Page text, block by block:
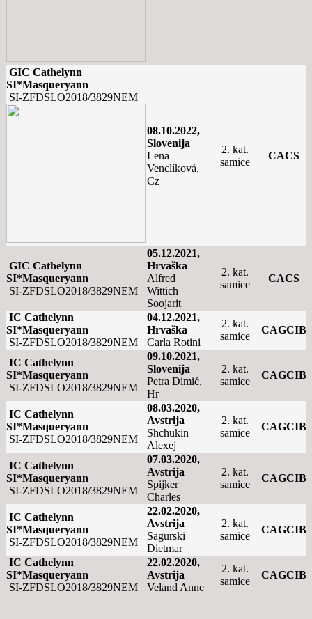
GIC Cathelynn
SI*Masqueryann
SI-ZFDSLO2018/3829NEM
08.10.2022,
Slovenija
Lena
Venclíková,
Cz
2. kat.
samice
CACS
GIC Cathelynn
SI*Masqueryann
SI-ZFDSLO2018/3829NEM
05.12.2021,
Hrvaška
Alfred
Wittich
Soojarit
2. kat.
samice
CACS
IC Cathelynn
SI*Masqueryann
SI-ZFDSLO2018/3829NEM
04.12.2021,
Hrvaška
Carla Rotini
2. kat.
samice
CAGCIB
IC Cathelynn
SI*Masqueryann
SI-ZFDSLO2018/3829NEM
09.10.2021,
Slovenija
Petra Dimić,
Hr
2. kat.
samice
CAGCIB
IC Cathelynn
SI*Masqueryann
SI-ZFDSLO2018/3829NEM
08.03.2020,
Avstrija
Shchukin
Alexej
2. kat.
samice
CAGCIB
IC Cathelynn
SI*Masqueryann
SI-ZFDSLO2018/3829NEM
07.03.2020,
Avstrija
Spijker
Charles
2. kat.
samice
CAGCIB
IC Cathelynn
SI*Masqueryann
SI-ZFDSLO2018/3829NEM
22.02.2020,
Avstrija
Sagurski
Dietmar
2. kat.
samice
CAGCIB
IC Cathelynn
SI*Masqueryann
SI-ZFDSLO2018/3829NEM
22.02.2020,
Avstrija
Veland Anne
2. kat.
samice
CAGCIB